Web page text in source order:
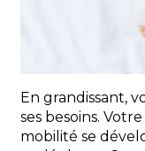
En grandissant,
ses besoins.
mobilité se